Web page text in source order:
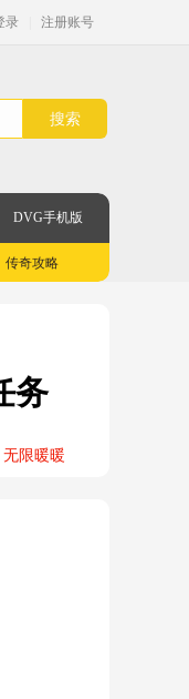
录 注册账号
搜索
DVG手机版
传奇攻略
务
无限暖暖